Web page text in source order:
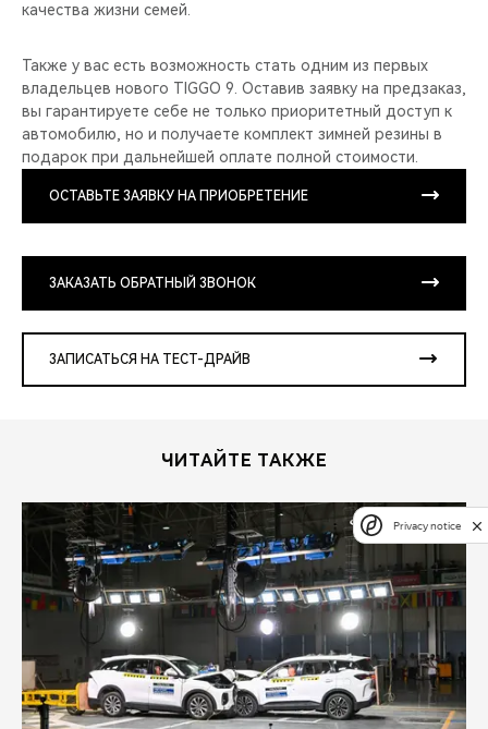
качества жизни семей.
Также у вас есть возможность стать одним из первых
владельцев нового TIGGO 9. Оставив заявку на предзаказ,
вы гарантируете себе не только приоритетный доступ к
автомобилю, но и получаете комплект зимней резины в
подарок при дальнейшей оплате полной стоимости.
ОСТАВЬТЕ ЗАЯВКУ НА ПРИОБРЕТЕНИЕ
ЗАКАЗАТЬ ОБРАТНЫЙ ЗВОНОК
ЗАПИСАТЬСЯ НА ТЕСТ-ДРАЙВ
ЧИТАЙТЕ ТАКЖЕ
Privacy notice